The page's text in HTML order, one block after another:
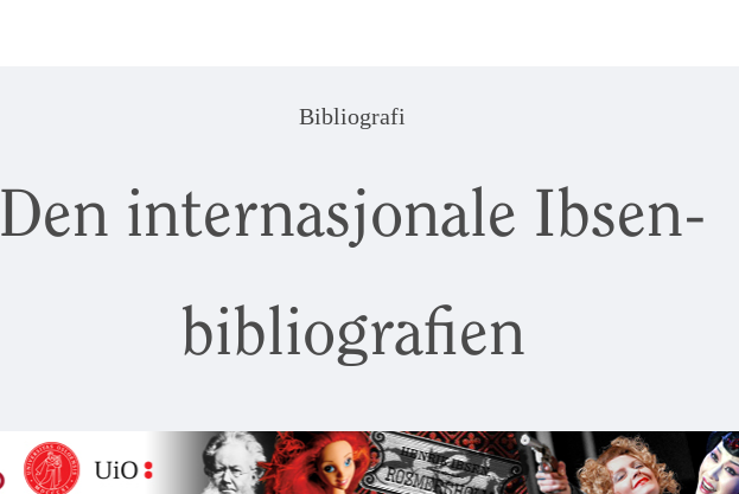
Bibliografi
Den internasjonale Ibsen-
bibliografien